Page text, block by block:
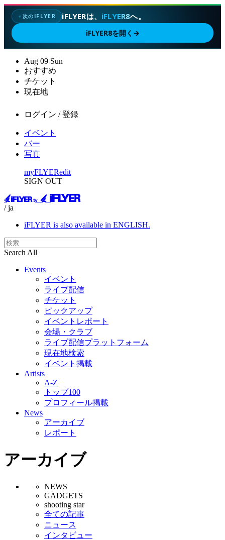
✦次のIFLYER iFLYERは、 iFLYER8へ。
iFLYER8を開く →
Aug 09 Sun
おすすめ
チケット
現在地
ログイン / 登録
イベント
バー
写真
myFLYERedit
SIGN OUT
/ ja
iFLYER is also available in ENGLISH.
Search All
Events
イベント
ライブ配信
チケット
ピックアップ
イベントレポート
会場・クラブ
ライブ配信プラットフォーム
現在地検索
イベント掲載
Artists
A-Z
トップ100
プロフィール掲載
News
アーカイブ
レポート
アーカイブ
NEWS
GADGETS
shooting star
全ての記事
ニュース
インタビュー